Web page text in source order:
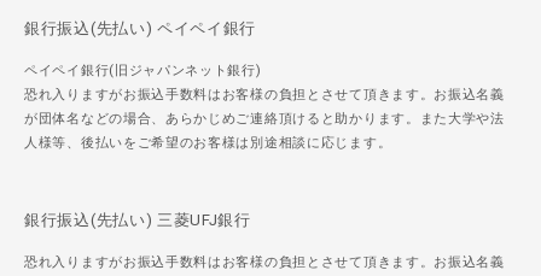
銀行振込(先払い) ペイペイ銀行
ペイペイ銀行(旧ジャパンネット銀行)
恐れ入りますがお振込手数料はお客様の負担とさせて頂きます。お振込名義
が団体名などの場合、あらかじめご連絡頂けると助かります。また大学や法
人様等、後払いをご希望のお客様は別途相談に応じます。
銀行振込(先払い) 三菱UFJ銀行
恐れ入りますがお振込手数料はお客様の負担とさせて頂きます。お振込名義